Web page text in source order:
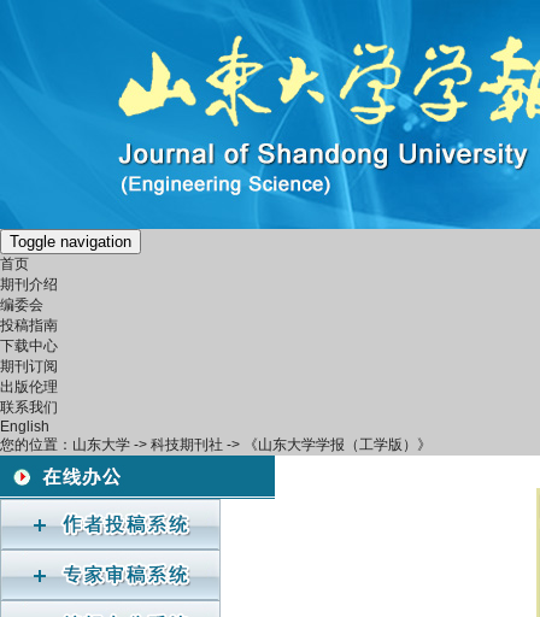
Toggle navigation
首页
期刊介绍
编委会
投稿指南
下载中心
期刊订阅
出版伦理
联系我们
English
您的位置： 山东大学 -> 科技期刊社 -> 《山东大学学报（工学版）》